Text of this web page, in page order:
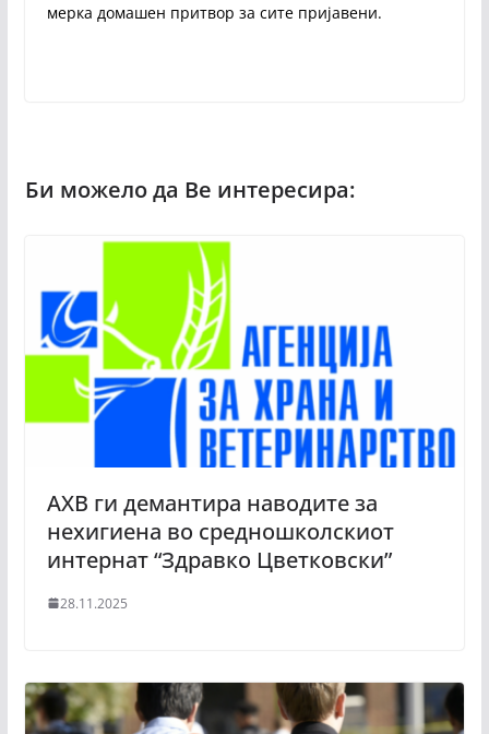
мерка домашен притвор за сите пријавени.
АХВ ги демантира наводите за
нехигиена во средношколскиот
интернат “Здравко Цветковски”
28.11.2025